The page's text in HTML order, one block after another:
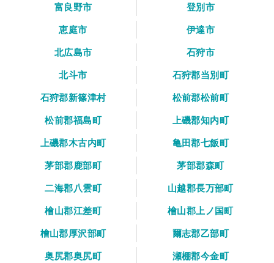
富良野市
登別市
恵庭市
伊達市
北広島市
石狩市
北斗市
石狩郡当別町
石狩郡新篠津村
松前郡松前町
松前郡福島町
上磯郡知内町
上磯郡木古内町
亀田郡七飯町
茅部郡鹿部町
茅部郡森町
二海郡八雲町
山越郡長万部町
檜山郡江差町
檜山郡上ノ国町
檜山郡厚沢部町
爾志郡乙部町
奥尻郡奥尻町
瀬棚郡今金町